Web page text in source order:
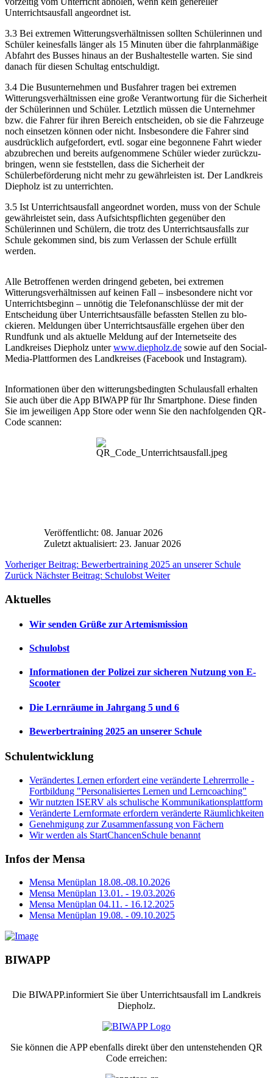
Unterrichtsausfall angeordnet ist.
3.3 Bei extremen Witterungsverhältnissen sollten Schülerinnen und
Schüler keinesfalls länger als 15 Minuten über die fahrplanmäßige
Abfahrt des Busses hinaus an der Bushaltestelle warten. Sie sind
danach für diesen Schultag entschuldigt.
3.4 Die Busunternehmen und Busfahrer tragen bei extremen
Witterungsverhältnissen eine große Verantwortung für die Sicherheit
der Schülerinnen und Schüler. Letztlich müssen die Unter­nehmer
bzw. die Fahrer für ihren Bereich entscheiden, ob sie die Fahrzeuge
noch einsetzen können oder nicht. Insbesondere die Fahrer sind
ausdrücklich aufgefordert, evtl. sogar eine begonnene Fahrt wieder
abzubrechen und bereits aufgenommene Schüler wieder zurückzu­
bringen, wenn sie feststellen, dass die Sicherheit der
Schülerbeförderung nicht mehr zu ge­währleisten ist. Der Landkreis
Diepholz ist zu unterrichten.
3.5 Ist Unterrichtsausfall angeordnet worden, muss von der Schule
gewährleistet sein, dass Auf­sichtspflichten gegenüber den
Schülerinnen und Schülern, die trotz des Unterrichtsausfalls zur
Schule gekommen sind, bis zum Verlassen der Schule erfüllt
werden.
Alle Betroffenen werden dringend gebeten, bei extremen
Witterungsverhältnissen auf keinen Fall – insbesondere nicht vor
Unterrichtsbeginn – unnötig die Telefonan­schlüsse der mit der
Entscheidung über Unterrichtsausfälle befassten Stellen zu blo­
ckieren. Meldungen über Unterrichtsausfälle ergehen über den
Rundfunk und als ak­tuelle Meldung auf der Internetseite des
Landkreises Diepholz unterwww.diepholz.de sowie auf den Social-
Media-Plattformen des Landkreises (Facebook und Instagram).
Informationen über den witterungsbedingten Schulausfall erhalten
Sie auch über die App BIWAPP für Ihr Smartphone. Diese finden
Sie im jeweiligen App Store oder wenn Sie den nachfolgenden QR-
Code scannen:
Veröffentlicht: 08. Januar 2026
Zuletzt aktualisiert: 23. Januar 2026
Vorheriger Beitrag: Bewerbertraining 2025 an unserer Schule
Zurück Nächster Beitrag: Schulobst Weiter
Aktuelles
Wir senden Grüße zur Artemismission
Schulobst
Informationen der Polizei zur sicheren Nutzung von E-
Scooter
Die Lernräume in Jahrgang 5 und 6
Bewerbertraining 2025 an unserer Schule
Schulentwicklung
Verändertes Lernen erfordert eine veränderte Lehrerrrolle -
Fortbildung "Personalisiertes Lernen und Lerncoaching"
Wir nutzten ISERV als schulische Kommunikationsplattform
Veränderte Lernformate erfordern veränderte Räumlichkeiten
Genehmigung zur Zusammenfassung von Fächern
Wir werden als StartChancenSchule benannt
Infos der Mensa
Mensa Menüplan 18.08.-08.10.2026
Mensa Menüplan 13.01. - 19.03.2026
Mensa Menüplan 04.11. - 16.12.2025
Mensa Menüplan 19.08. - 09.10.2025
BIWAPP
Die BIWAPP.informiert Sie über Unterrichtsausfall im Landkreis
Diepholz.
Sie können die APP ebenfalls direkt über den untenstehenden QR
Code erreichen: